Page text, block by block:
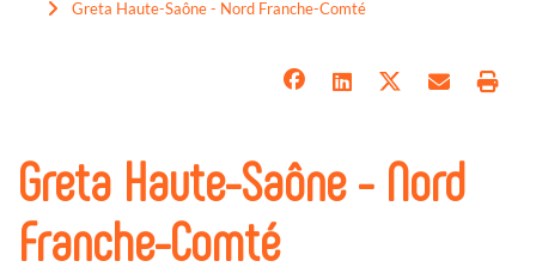
Greta Haute-Saône - Nord Franche-Comté
Greta Haute-Saône - Nord
Franche-Comté